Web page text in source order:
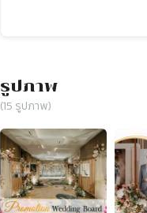
รูปภาพ
(15 รูปภาพ)